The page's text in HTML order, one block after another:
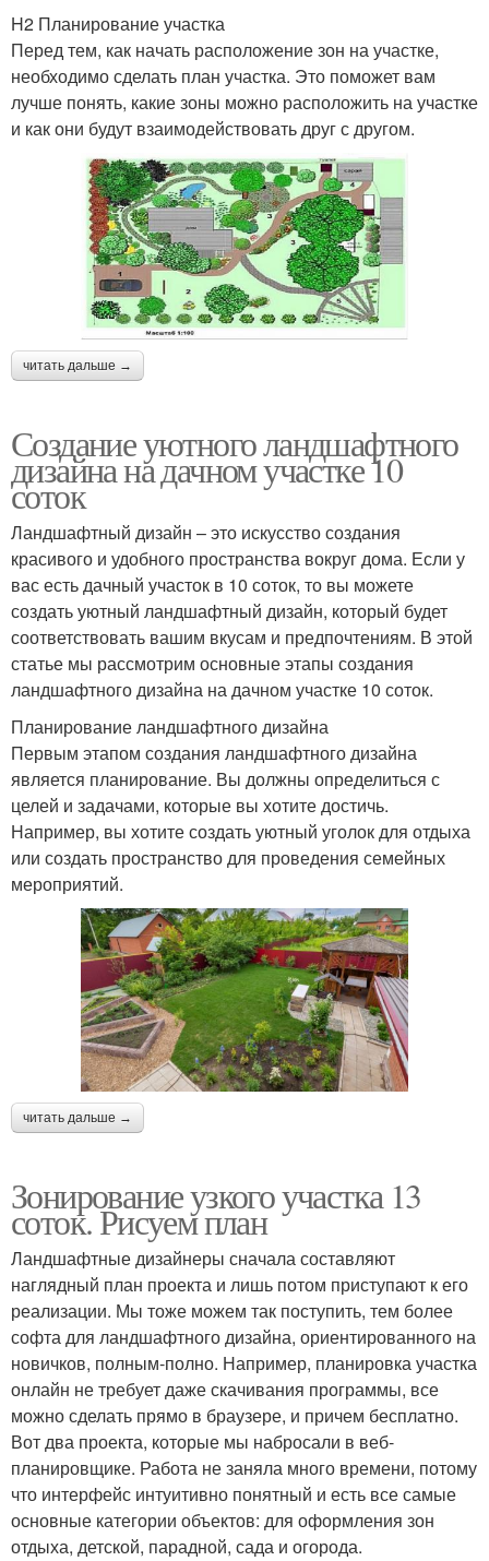
H2 Планирование участка
Перед тем, как начать расположение зон на участке,
необходимо сделать план участка. Это поможет вам
лучше понять, какие зоны можно расположить на участке
и как они будут взаимодействовать друг с другом.
читать дальше →
Создание уютного ландшафтного
дизайна на дачном участке 10
соток
Ландшафтный дизайн – это искусство создания
красивого и удобного пространства вокруг дома. Если у
вас есть дачный участок в 10 соток, то вы можете
создать уютный ландшафтный дизайн, который будет
соответствовать вашим вкусам и предпочтениям. В этой
статье мы рассмотрим основные этапы создания
ландшафтного дизайна на дачном участке 10 соток.
Планирование ландшафтного дизайна
Первым этапом создания ландшафтного дизайна
является планирование. Вы должны определиться с
целей и задачами, которые вы хотите достичь.
Например, вы хотите создать уютный уголок для отдыха
или создать пространство для проведения семейных
мероприятий.
читать дальше →
Зонирование узкого участка 13
соток. Рисуем план
Ландшафтные дизайнеры сначала составляют
наглядный план проекта и лишь потом приступают к его
реализации. Мы тоже можем так поступить, тем более
софта для ландшафтного дизайна, ориентированного на
новичков, полным-полно. Например, планировка участка
онлайн не требует даже скачивания программы, все
можно сделать прямо в браузере, и причем бесплатно.
Вот два проекта, которые мы набросали в веб-
планировщике. Работа не заняла много времени, потому
что интерфейс интуитивно понятный и есть все самые
основные категории объектов: для оформления зон
отдыха, детской, парадной, сада и огорода.